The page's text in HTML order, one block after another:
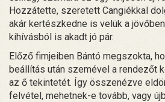
Hozzátette, szeretett Cangiékkal
akár kertészkedne is velük a
kihívásból is akadt jó pár.
Előző fimjeiben Bántó megszokta,
beállítás után szemével a rendezőt
az ő tekintetét. Így összenézve
felvétel, mehetnek-e tovább, vagy